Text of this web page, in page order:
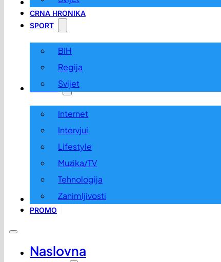
LOKALNO
CRNA HRONIKA
SPORT
BiH
Regija
Svijet
ZABAVA
Internet
Intervjui
Lifestyle
Muzika/TV
Tehnologija
Zanimljivosti
OGLASI I KONKURSI
PROMO
Naslovna